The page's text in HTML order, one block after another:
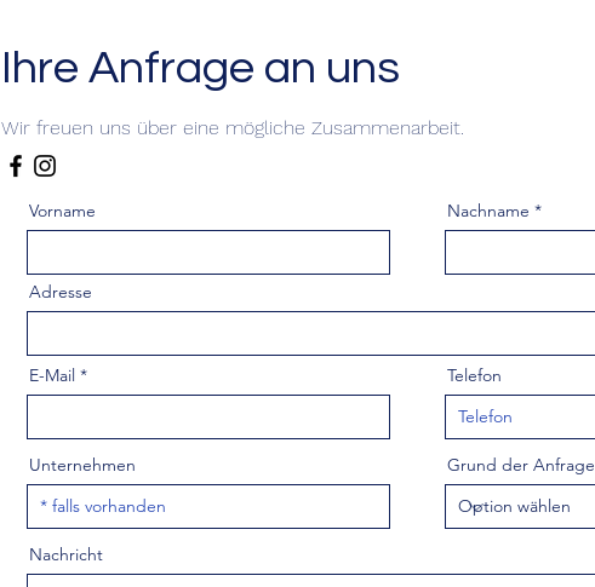
Ihre Anfrage an uns
Wir freuen uns über eine mögliche Zusammenarbeit.
Vorname Nachname
Adresse
E-Mail
Unternehmen
Telefon
Grund der Anfrage
Nachricht